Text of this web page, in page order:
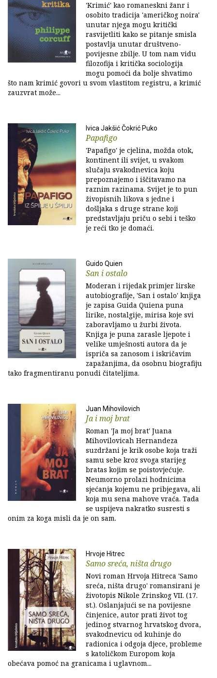
'Krimić' kao romaneskni žanr i
osobito tradicija 'američkog noira'
unutar njega mogu kritički
rasvijetliti kako se pitanje smisla
postavlja unutar društveno-
povijesne zbilje. U tom nam vidu
filozofija i kritička sociologija
mogu pomoći da bolje shvatimo
što nam krimić govori u svom vlastitom registru, a krimić
zauzvrat može...
Ivica Jakšić Čokrić Puko
Papafigo
'Papafigo' je cjelina, možda otok,
kontinent ili svijet, u svakom
slučaju svakodnevica koju
prepoznajemo i iščitavamo na
raznim razinama. Svijet je to pun
živopisnih likova s jedne i
došljaka s druge strane koji
predstavljaju priču o sebi i teško
je reći tko je domaći.
Guido Quien
San i ostalo
Moderan i rijedak primjer lirske
autobiografije, 'San i ostalo' knjiga
je zapisa Guida Quiena puna
lirike, nostalgije, mirisa koje svi
zaboravljamo u žurbi života.
Knjiga je puna zarasle ljepote i
velike umješnosti autora da je
ispriča sa zanosom i iskričavim
zapažanjima, da osobnu biografiju
tako fragmentiranu ponudi čitateljima.
Juan Mihovilovich
Ja i moj brat
Roman 'Ja moj brat' Juana
Mihovilovicah Hernandeza
suzdržani je krik osobe koja traži
samu sebe kroz svoga starijeg
bratas kojim se poistovjećuje.
Neumorno prolazi hodnicima
sjećanja kojemu ne pribjegava, ali
koja mu sena mahove vraća. Tada
se uspijeva nakratko susresti s
onim za koga misli da je on sam.
Hrvoje Hitrec
Samo sreća, ništa drugo
Novi roman Hrvoja Hitreca 'Samo
sreća, ništa drugo' romansirani je
životopis Nikole Zrinskog VII. (17.
st.). Oslanjajući se na povijesne
činjenice, autor prati život tog
jedinog stvarnog hrvatskog dvora,
svakodnevicu od kuhinje do
radionica i odgoja djece, probleme
s katoličkom Europom koja
obećava pomoć na granicama i uglavnom...